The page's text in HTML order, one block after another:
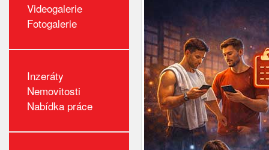
Videogalerie
Fotogalerie
Inzeráty
Nemovitosti
Nabídka práce